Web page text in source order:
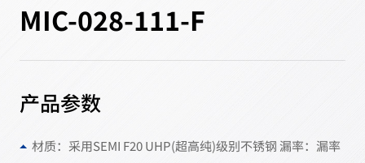
MIC-028-111-F
产品参数
材质：采用SEMI F20 UHP(超高纯)级别不锈钢 漏率：漏率